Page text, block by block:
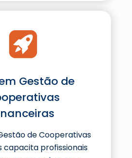
Gestão de
de Cooperativas
capacita profissionais